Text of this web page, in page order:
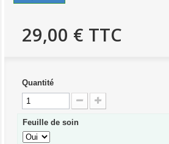
29,00 € TTC
Quantité
Feuille de soin